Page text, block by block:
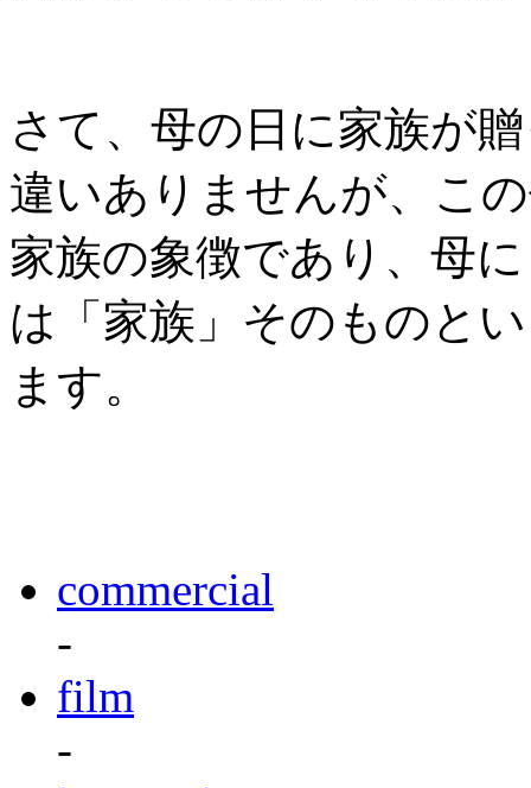
さて、母の日に家族が
違いありませんが、こ
家族の象徴であり、母
は「家族」そのものと
ます。
commercial
-
film
-